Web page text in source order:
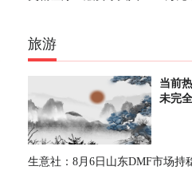
旅游
当前
未完
生意社：8月6日山东DMF市场持